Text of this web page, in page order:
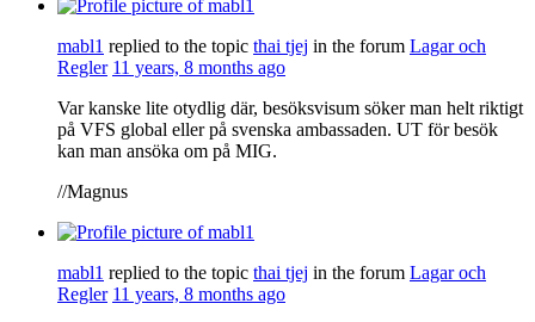
mabl1 replied to the topic thai tjej in the forum Lagar och
Regler 11 years, 8 months ago
Var kanske lite otydlig där, besöksvisum söker man helt riktigt
på VFS global eller på svenska ambassaden. UT för besök
kan man ansöka om på MIG.
//Magnus
mabl1 replied to the topic thai tjej in the forum Lagar och
Regler 11 years, 8 months ago